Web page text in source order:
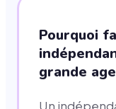
Pourquoi
grande